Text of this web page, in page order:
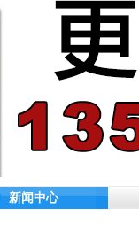
新闻中心